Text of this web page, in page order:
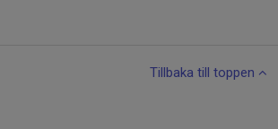
Tillbaka till toppen